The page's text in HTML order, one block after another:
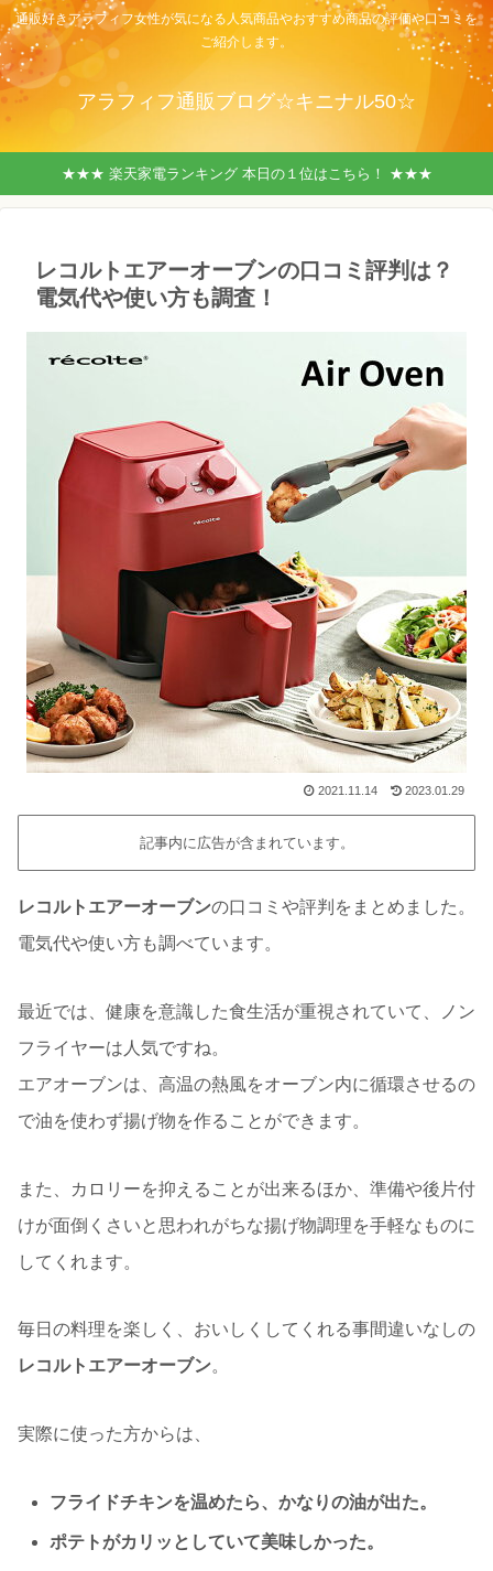
通販好きアラフィフ女性が気になる人気商品やおすすめ商品の評価や口コミを
ご紹介します。
アラフィフ通販ブログ☆キニナル50☆
★★★ 楽天家電ランキング 本日の１位はこちら！ ★★★
レコルトエアーオーブンの口コミ評判は？
電気代や使い方も調査！
2021.11.14 2023.01.29
記事内に広告が含まれています。
レコルトエアーオーブンの口コミや評判をまとめました。
電気代や使い方も調べています。
最近では、健康を意識した食生活が重視されていて、ノン
フライヤーは人気ですね。
エアオーブンは、高温の熱風をオーブン内に循環させるの
で油を使わず揚げ物を作ることができます。
また、カロリーを抑えることが出来るほか、準備や後片付
けが面倒くさいと思われがちな揚げ物調理を手軽なものに
してくれます。
毎日の料理を楽しく、おいしくしてくれる事間違いなしの
レコルトエアーオーブン。
実際に使った方からは、
フライドチキンを温めたら、かなりの油が出た。
ポテトがカリッとしていて美味しかった。